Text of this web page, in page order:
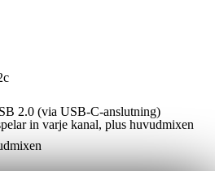
2.0 (via USB-C-anslutning)
in varje kanal, plus huvudmixen